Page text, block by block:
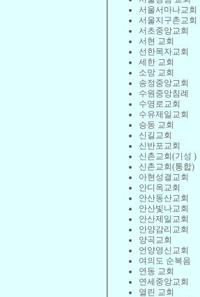
서울서마나교회
서울지구촌교회
서초중앙교회
서현 교회
선한목자교회
세한 교회
소망 교회
송정중앙교회
수원중앙침례
수영로교회
수유제일교회
승동 교회
신길교회
신반포교회
신촌교회(기성 )
신촌교회(통합)
아현성결교회
안디옥교회
안산동산교회
안산빛나교회
안산제일교회
안양감리교회
양곡교회
언양영신교회
여의도 순복음
연동 교회
연세중앙교회
열린 교회